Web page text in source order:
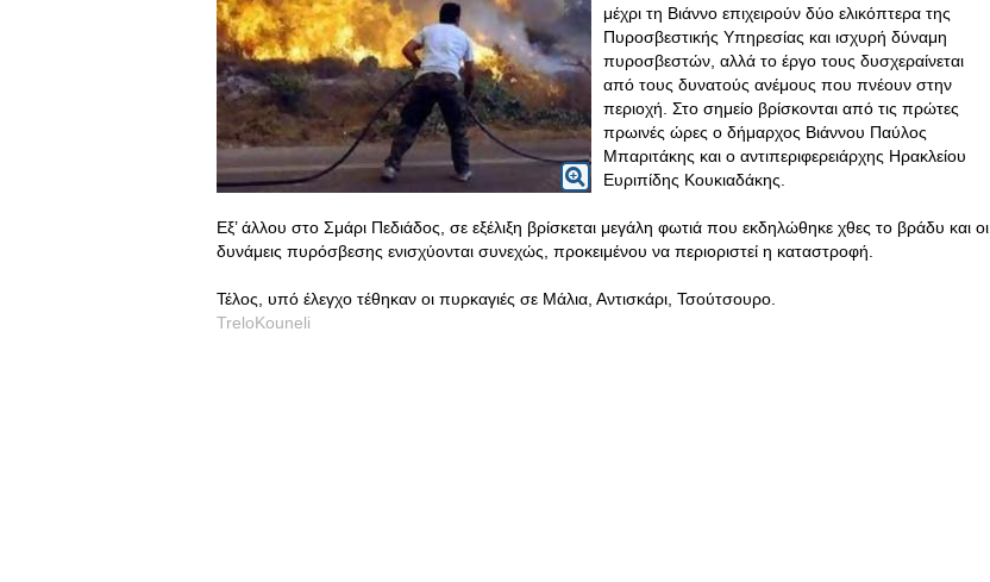
μέχρι τη Βιάννο επιχειρούν δύο ελικόπτερα της
Πυροσβεστικής Υπηρεσίας και ισχυρή δύναμη
πυροσβεστών, αλλά το έργο τους δυσχεραίνεται
από τους δυνατούς ανέμους που πνέουν στην
περιοχή. Στο σημείο βρίσκονται από τις πρώτες
πρωινές ώρες ο δήμαρχος Βιάννου Παύλος
Μπαριτάκης και ο αντιπεριφερειάρχης Ηρακλείου
Ευριπίδης Κουκιαδάκης.
Εξ’ άλλου στο Σμάρι Πεδιάδος, σε εξέλιξη βρίσκεται μεγάλη φωτιά που εκδηλώθηκε χθες το βράδυ και οι
δυνάμεις πυρόσβεσης ενισχύονται συνεχώς, προκειμένου να περιοριστεί η καταστροφή.
Τέλος, υπό έλεγχο τέθηκαν οι πυρκαγιές σε Μάλια, Αντισκάρι, Τσούτσουρο.
TreloKouneli